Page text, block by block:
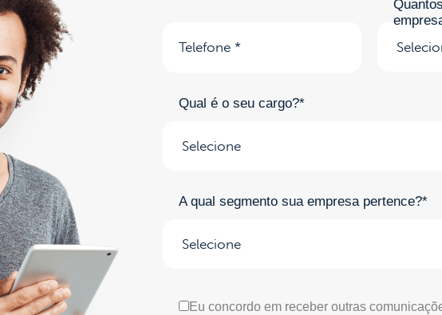
Qual é o seu cargo?*
A qual segmento sua empresa pertence?*
Eu concordo em receber outras